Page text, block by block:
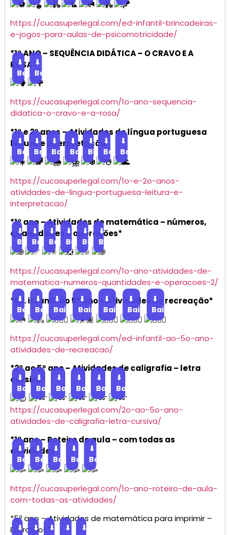
https://cucasuperlegal.com/ed-infantil-brincadeiras-
e-jogos-para-aulas-de-psicomotricidade/
*1º ANO – SEQUÊNCIA DIDÁTICA – O CRAVO E A
ROSA*
⬇
Baixar
⬇
Baixar
https://cucasuperlegal.com/1o-ano-sequencia-
didatica-o-cravo-e-a-rosa/
*1º e 2º anos – Atividades de língua portuguesa
leitura e interpretação*
⬇
Baixar
⬇
Baixar
⬇
Baixar
⬇
Baixar
⬇
Baixar
⬇
Baixar
⬇
Baixar
https://cucasuperlegal.com/1o-e-2o-anos-
atividades-de-lingua-portuguesa-leitura-e-
interpretacao/
*1º ano – Atividades de matemática – números,
quantidades e operações*
⬇
Baixar
⬇
Baixar
⬇
Baixar
⬇
Baixar
⬇
Baixar
⬇
Baixar
https://cucasuperlegal.com/1o-ano-atividades-de-
matematica-numeros-quantidades-e-operacoes-2/
*Ed. infantil ao 5º ano – Atividades de recreação*
⬇
Baixar
⬇
Baixar
⬇
Baixar
⬇
Baixar
⬇
Baixar
⬇
Baixar
⬇
Baixar
https://cucasuperlegal.com/ed-infantil-ao-5o-ano-
atividades-de-recreacao/
*2º ao 5º ano – Atividades de caligrafia – letra
cursiva*
⬇
Baixar
⬇
Baixar
⬇
Baixar
⬇
Baixar
⬇
Baixar
⬇
Baixar
https://cucasuperlegal.com/2o-ao-5o-ano-
atividades-de-caligrafia-letra-cursiva/
*1º ano – Roteiro de aula – com todas as
atividades*
⬇
Baixar
⬇
Baixar
⬇
Baixar
⬇
Baixar
⬇
Baixar
https://cucasuperlegal.com/1o-ano-roteiro-de-aula-
com-todas-as-atividades/
*5º ano – Atividades de matemática para imprimir –
Exercícios*.
⬇
⬇
⬇
⬇
⬇